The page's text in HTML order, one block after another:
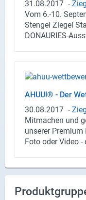
31.08.2017 -
Vom 6.-10.
Sten­gel Zie­gel
DONAURIES-​
AHUU!® - Der
30.08.2017 -
Mit­ma­chen und
un­se­rer Pre­mi­um
Foto oder Video -
un­se­ren Sten­gel
unser Upload-​